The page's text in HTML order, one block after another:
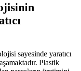
sayesinde yaratıcı
Plastik